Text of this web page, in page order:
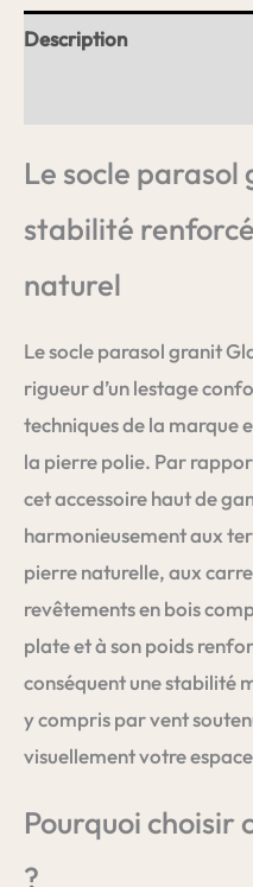
+
Description
Le socle
stabilité
naturel
Le socle parasol granit
rigueur d’un lestage
techniques de la marque
la pierre polie. Par
cet accessoire haut de
harmonieusement aux
pierre naturelle, aux
revêtements en bois
plate et à son poids
conséquent une stabilité
y compris par vent
visuellement votre
Pourquoi choisir
?